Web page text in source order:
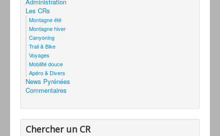
Administration
Les CRs
Montagne été
Montagne hiver
Canyoning
Trail & Bike
Voyages
Mobilité douce
Apéro & Divers
News Pyrénées
Commentaires
Chercher un CR